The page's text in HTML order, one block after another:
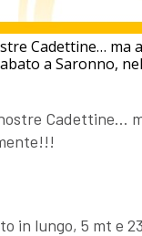
Cadettine… ma
a Saronno,
Cadettine…
in lungo, 5 mt e